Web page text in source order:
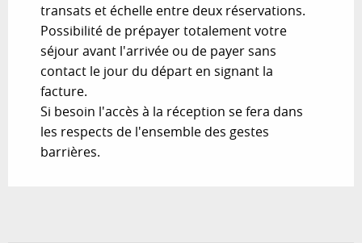
transats et échelle entre deux réservations.
Possibilité de prépayer totalement votre
séjour avant l'arrivée ou de payer sans
contact le jour du départ en signant la
facture.
Si besoin l'accès à la réception se fera dans
les respects de l'ensemble des gestes
barrières.